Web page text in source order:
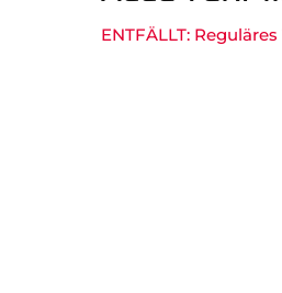
ENTFÄLLT:
Gesundheitssport